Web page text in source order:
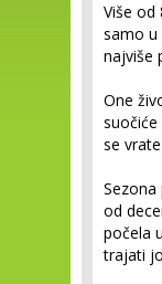
Više od
samo u
najviše
One
se
od
počela
trajati